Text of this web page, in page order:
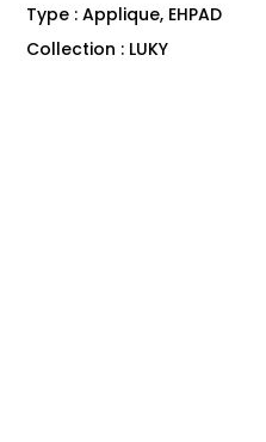
Type : Applique, EHPAD
Collection : LUKY